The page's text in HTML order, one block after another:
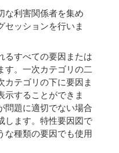
な利害関係者を集め
セッションを行いま
るすべての要因または
す。一次カテゴリの二
カテゴリの下に要因ま
示することができま
問題に適切でない場合
します。特性要因図で
な種類の要因でも使用